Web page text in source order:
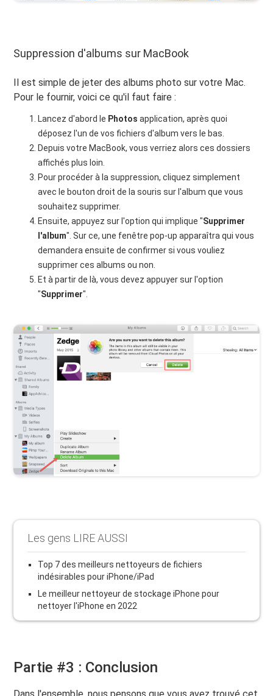
Suppression d'albums sur MacBook
Il est simple de jeter des albums photo sur votre Mac.
Pour le fournir, voici ce qu'il faut faire :
Lancez d'abord le Photosapplication, après quoi
déposez l'un de vos fichiers d'album vers le bas.
Depuis votre MacBook, vous verriez alors ces dossiers
affichés plus loin.
Pour procéder à la suppression, cliquez simplement
avec le bouton droit de la souris sur l'album que vous
souhaitez supprimer.
Ensuite, appuyez sur l'option qui implique "Supprimer
l'album". Sur ce, une fenêtre pop-up apparaîtra qui vous
demandera ensuite de confirmer si vous vouliez
supprimer ces albums ou non.
Et à partir de là, vous devez appuyer sur l'option
"Supprimer".
Les gens LIRE AUSSI
Top 7 des meilleurs nettoyeurs de fichiers
indésirables pour iPhone/iPad
Le meilleur nettoyeur de stockage iPhone pour
nettoyer l'iPhone en 2022
Partie #3 : Conclusion